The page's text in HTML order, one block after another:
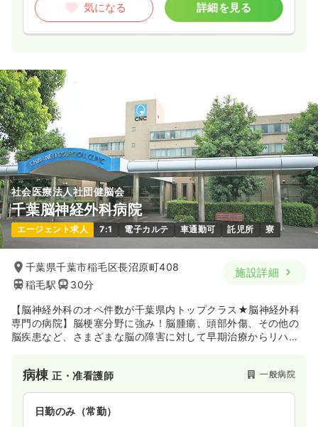
気になる 詳細を見る
社会医療法人社団健脳会
千葉脳神経外科病院
エージェント求人 7:1 電子カルテ 車通勤可 託児所 寮
千葉県千葉市稲毛区長沼原町408
稲毛駅
30分
施設詳細
【脳神経外科のオペ件数が千葉県内トップクラス★脳神経外科
専門の病院】脳梗塞分野に強み！脳腫瘍、頭部外傷、その他の
脳疾患など、さまざまな脳の障害に対して早期治療からリハビ
病棟正・准看護師 一般病院
日勤のみ（常勤）